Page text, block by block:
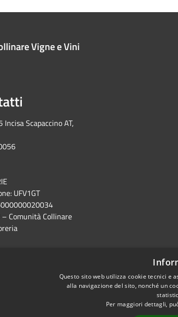
Vigne e Vini
Scapaccino AT,
UFV1GT
– Comunità Collinare
Questo sito web utilizza cookie tecnici e
alla navigazione del sito, nonché un
Per maggiori dettagli,